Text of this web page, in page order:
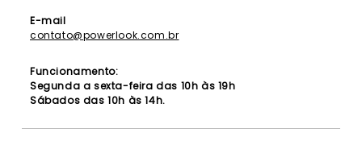
E-mail
contato@powerlook.com.br
Funcionamento:
Segunda a sexta-feira das 10h às 19h
Sábados das 10h às 14h.